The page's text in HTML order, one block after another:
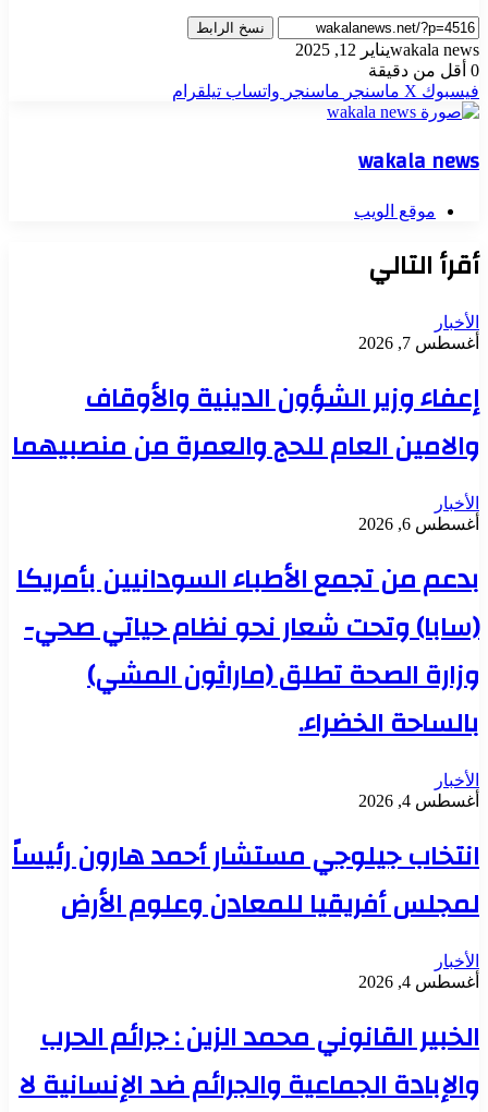
نسخ الرابط
wakala newsيناير 12, 2025
0 أقل من دقيقة
فيسبوك ‫X ماسنجر ماسنجر واتساب تيلقرام
wakala news
موقع الويب
أقرأ التالي
الأخبار
أغسطس 7, 2026
إعفاء وزير الشؤون الدينية والأوقاف
والامين العام للحج والعمرة من منصبيهما
الأخبار
أغسطس 6, 2026
بدعم من تجمع الأطباء السودانيين بأمريكا
(سابا) وتحت شعار نحو نظام حياتي صحي-
وزارة الصحة تطلق (ماراثون المشي)
بالساحة الخضراء.
الأخبار
أغسطس 4, 2026
انتخاب جيلوجي مستشار أحمد هارون رئيساً
لمجلس أفريقيا للمعادن وعلوم الأرض
الأخبار
أغسطس 4, 2026
الخبير القانوني محمد الزين : جرائم الحرب
والإبادة الجماعية والجرائم ضد الإنسانية لا